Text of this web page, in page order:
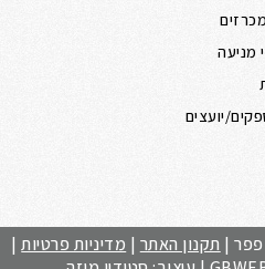
מניעה
יועצים
פפר | תקנון האתר | מדיניות פרטיות|